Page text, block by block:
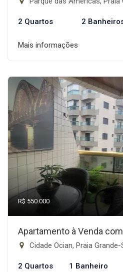
2 Quartos 2
Mais informações
R$ 550.000
Apartamento à Venda
Cidade Ocian, Praia Grande-
2 Quartos 1 Banheiro